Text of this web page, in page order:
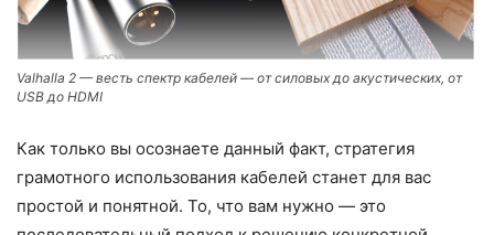
Valhalla 2 — весть спектр кабелей — от силовых до акустических, от
USB до HDMI
Как только вы осознаете данный факт, стратегия
грамотного использования кабелей станет для вас
простой и понятной. То, что вам нужно — это